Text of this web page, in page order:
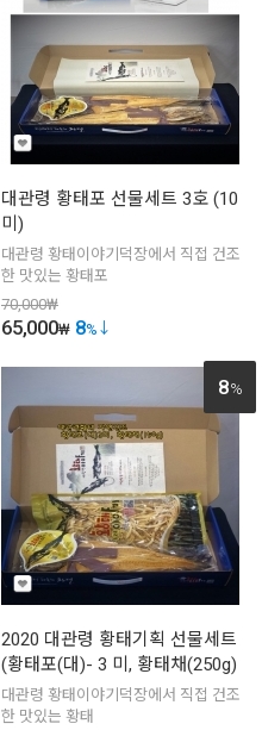
대관령 황태포 선물세트 3호 (10
미)
대관령 황태이야기덕장에서 직접 건조
한 맛있는 황태포
70,000₩
65,000₩ 8%
8%
2020 대관령 황태기획 선물세트
(황태포(대)- 3 미, 황태채(250g)
대관령 황태이야기덕장에서 직접 건조
한 맛있는 황태